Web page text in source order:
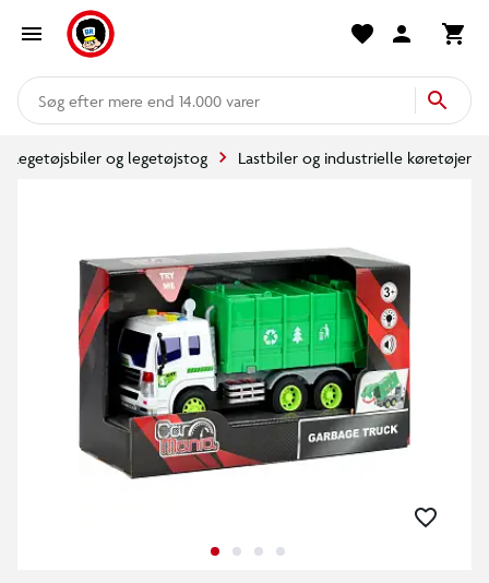
mere end 14.000 varer
Legetøjsbiler og legetøjstog Lastbiler og industrielle køretøjer